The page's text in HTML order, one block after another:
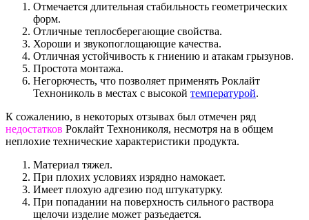
Отмечается длительная стабильность геометрических
форм.
Отличные теплосберегающие свойства.
Хороши и звукопоглощающие качества.
Отличная устойчивость к гниению и атакам грызунов.
Простота монтажа.
Негорючесть, что позволяет применять Роклайт
Технониколь в местах с высокой температурой.
К сожалению, в некоторых отзывах был отмечен ряд
недостатков Роклайт Технониколя, несмотря на в общем
неплохие технические характеристики продукта.
Материал тяжел.
При плохих условиях изрядно намокает.
Имеет плохую адгезию под штукатурку.
При попадании на поверхность сильного раствора
щелочи изделие может разъедается.